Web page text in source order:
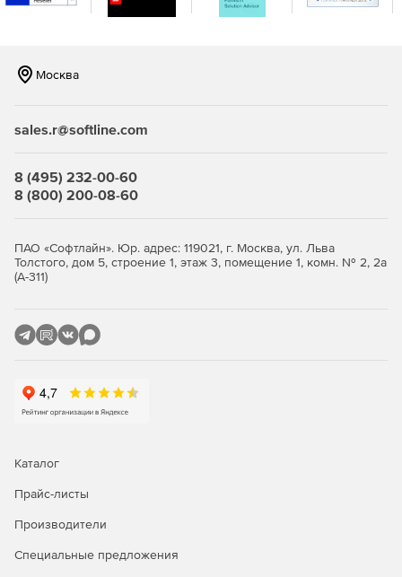
Москва
sales.r@softline.com
8 (495) 232-00-60
8 (800) 200-08-60
ПАО «Софтлайн». Юр. адрес: 119021, г. Москва, ул. Льва
Толстого, дом 5, строение 1, этаж 3, помещение 1, комн. № 2, 2а
(А-311)
Каталог
Прайс-листы
Производители
Специальные предложения